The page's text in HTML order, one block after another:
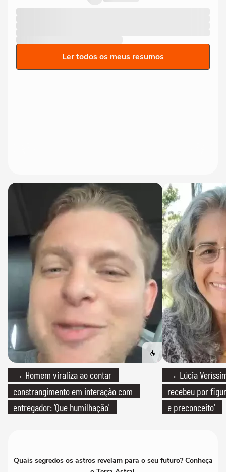
Ler todos os meus resumos
→ Homem viraliza ao contar
constrangimento em interação com
entregador: 'Que humilhação'
→ Lúcia
recebeu por
e preconceito'
Quais segredos os astros revelam para o seu futuro? Conheça